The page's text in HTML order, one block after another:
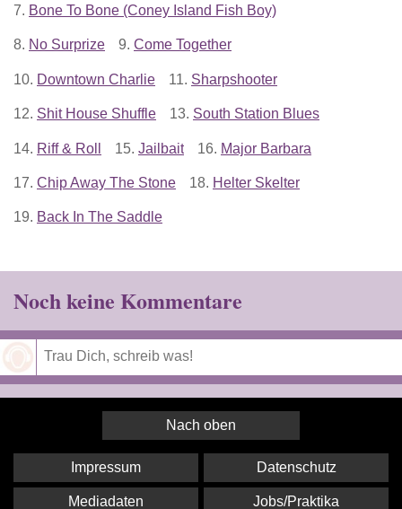
7. Bone To Bone (Coney Island Fish Boy)
8. No Surprize 9. Come Together
10. Downtown Charlie 11. Sharpshooter
12. Shit House Shuffle 13. South Station Blues
14. Riff & Roll 15. Jailbait 16. Major Barbara
17. Chip Away The Stone 18. Helter Skelter
19. Back In The Saddle
Noch keine Kommentare
Nach oben
Impressum Datenschutz
Mediadaten Jobs/Praktika